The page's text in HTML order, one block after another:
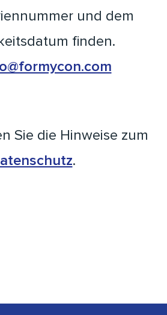
und dem
finden.
Sie die Hinweise zum
.